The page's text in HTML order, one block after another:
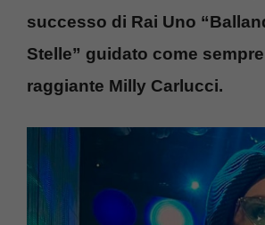
successo di Rai Uno
Stelle” guidato come
raggiante Milly Carlucci.